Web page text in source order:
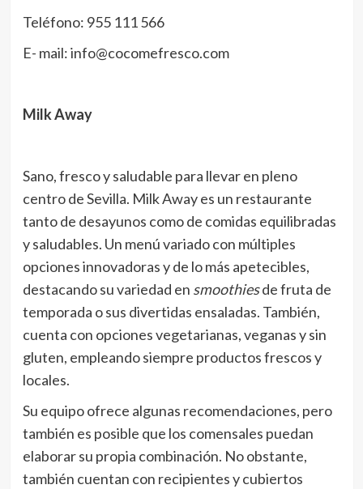
Teléfono: 955 111 566
E- mail: info@cocomefresco.com
Milk Away
Sano, fresco y saludable para llevar en pleno
centro de Sevilla. Milk Away es un restaurante
tanto de desayunos como de comidas equilibradas
y saludables. Un menú variado con múltiples
opciones innovadoras y de lo más apetecibles,
destacando su variedad en smoothiesde fruta de
temporada o sus divertidas ensaladas. También,
cuenta con opciones vegetarianas, veganas y sin
gluten, empleando siempre productos frescos y
locales.
Su equipo ofrece algunas recomendaciones, pero
también es posible que los comensales puedan
elaborar su propia combinación. No obstante,
también cuentan con recipientes y cubiertos